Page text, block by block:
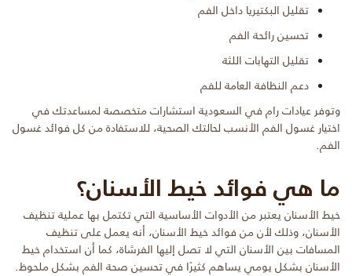
تقليل البكتيريا داخل الفم
تحسين رائحة الفم
تقليل التهابات اللثة
دعم النظافة العامة للفم
وتوفر عيادات رام في السعودية استشارات متخصصة لمساعدتك في
اختيار غسول الفم الأنسب لحالتك الصحية، للاستفادة من كل فوائد غسول
الفم.
ما هي فوائد خيط الأسنان؟
خيط الأسنان يعتبر من الأدوات الأساسية التي تكتمل بها عملية تنظيف
الأسنان، وذلك لأن من فوائد خيط الأسنان، أنه يعمل على تنظيف
المسافات بين الأسنان التي لا تصل إليها الفرشاة، كما أن استخدام خيط
الأسنان بشكل يومي يساهم كثيرًا في تحسين صحة الفم بشكل ملحوظ.